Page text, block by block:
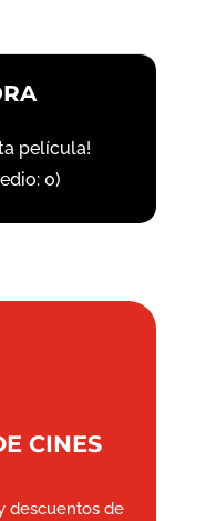
película!
0)
CINES
descuentos de